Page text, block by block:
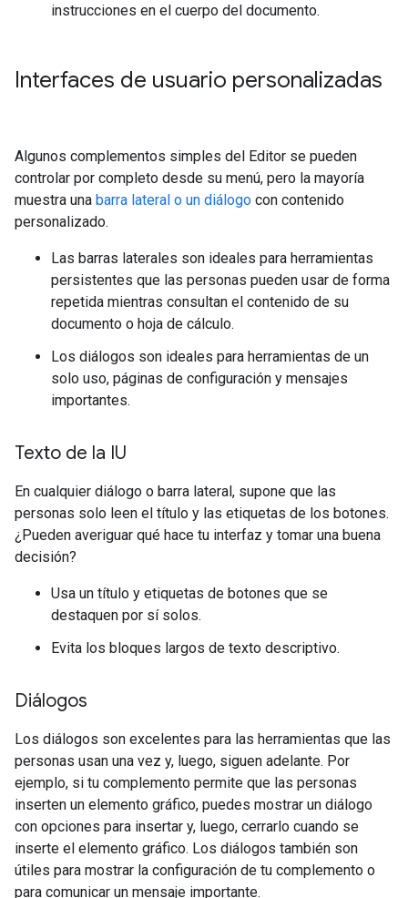
instrucciones en el cuerpo del documento.
Interfaces de usuario personalizadas
Algunos complementos simples del Editor se pueden
controlar por completo desde su menú, pero la mayoría
muestra una barra lateral o un diálogo con contenido
personalizado.
Las barras laterales son ideales para herramientas
persistentes que las personas pueden usar de forma
repetida mientras consultan el contenido de su
documento o hoja de cálculo.
Los diálogos son ideales para herramientas de un
solo uso, páginas de configuración y mensajes
importantes.
Texto de la IU
En cualquier diálogo o barra lateral, supone que las
personas solo leen el título y las etiquetas de los botones.
¿Pueden averiguar qué hace tu interfaz y tomar una buena
decisión?
Usa un título y etiquetas de botones que se
destaquen por sí solos.
Evita los bloques largos de texto descriptivo.
Diálogos
Los diálogos son excelentes para las herramientas que las
personas usan una vez y, luego, siguen adelante. Por
ejemplo, si tu complemento permite que las personas
inserten un elemento gráfico, puedes mostrar un diálogo
con opciones para insertar y, luego, cerrarlo cuando se
inserte el elemento gráfico. Los diálogos también son
útiles para mostrar la configuración de tu complemento o
para comunicar un mensaje importante.